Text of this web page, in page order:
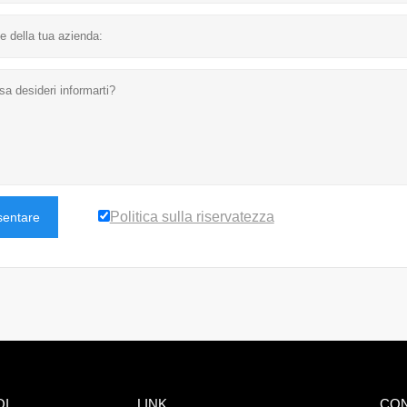
Politica sulla riservatezza